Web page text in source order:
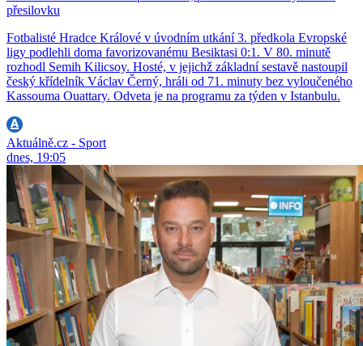
přesilovku
Fotbalisté Hradce Králové v úvodním utkání 3. předkola Evropské
ligy podlehli doma favorizovanému Besiktasi 0:1. V 80. minutě
rozhodl Semih Kilicsoy. Hosté, v jejichž základní sestavě nastoupil
český křídelník Václav Černý, hráli od 71. minuty bez vyloučeného
Kassouma Ouattary. Odveta je na programu za týden v Istanbulu.
Aktuálně.cz - Sport
dnes, 19:05